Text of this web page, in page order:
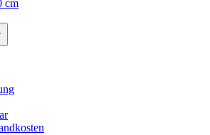
cm